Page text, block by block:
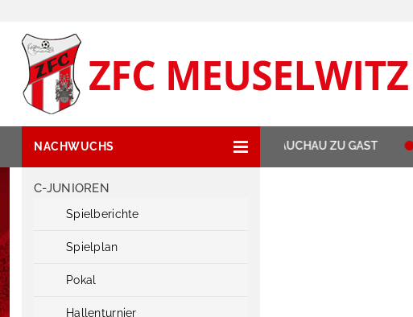
NACHWUCHSNEWSTICKER: ZIPSE HAT GLAUCHAU ZU GAST
C-JUNIOREN
Spielberichte
Spielplan
Pokal
Hallenturnier